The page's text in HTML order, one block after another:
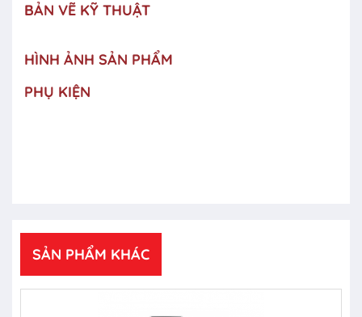
BẢN VẼ KỸ THUẬT
HÌNH ẢNH SẢN PHẨM
PHỤ KIỆN
SẢN PHẨM KHÁC